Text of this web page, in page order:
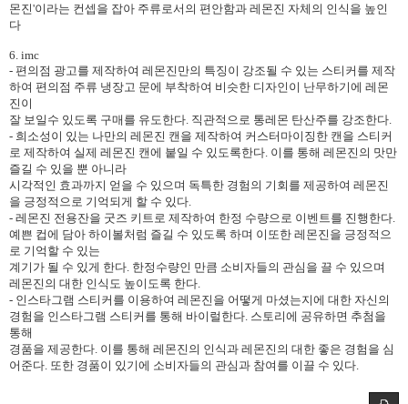
몬진'이라는 컨셉을 잡아 주류로서의 편안함과 레몬진 자체의 인식을 높인
다
6. imc
- 편의점 광고를 제작하여 레몬진만의 특징이 강조될 수 있는 스티커를 제작
하여 편의점 주류 냉장고 문에 부착하여 비슷한 디자인이 난무하기에 레몬
진이
잘 보일수 있도록 구매를 유도한다. 직관적으로 통레몬 탄산주를 강조한다.
- 희소성이 있는 나만의 레몬진 캔을 제작하여 커스터마이징한 캔을 스티커
로 제작하여 실제 레몬진 캔에 붙일 수 있도록한다. 이를 통해 레몬진의 맛만
즐길 수 있을 뿐 아니라
시각적인 효과까지 얻을 수 있으며 독특한 경험의 기회를 제공하여 레몬진
을 긍정적으로 기억되게 할 수 있다.
- 레몬진 전용잔을 굿즈 키트로 제작하여 한정 수량으로 이벤트를 진행한다.
예쁜 컵에 담아 하이볼처럼 즐길 수 있도록 하며 이또한 레몬진을 긍정적으
로 기억할 수 있는
계기가 될 수 있게 한다. 한정수량인 만큼 소비자들의 관심을 끌 수 있으며
레몬진의 대한 인식도 높이도록 한다.
- 인스타그램 스티커를 이용하여 레몬진을 어떻게 마셨는지에 대한 자신의
경험을 인스타그램 스티커를 통해 바이럴한다. 스토리에 공유하면 추첨을
통해
경품을 제공한다. 이를 통해 레몬진의 인식과 레몬진의 대한 좋은 경험을 심
어준다. 또한 경품이 있기에 소비자들의 관심과 참여를 이끌 수 있다.